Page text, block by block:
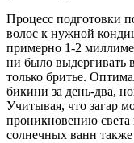
Процесс подготовки
волос к нужной
примерно 1-2
ни было выдергивать
только бритье.
бикини за день-два,
Учитывая, что загар
проникновению света
солнечных ванн также